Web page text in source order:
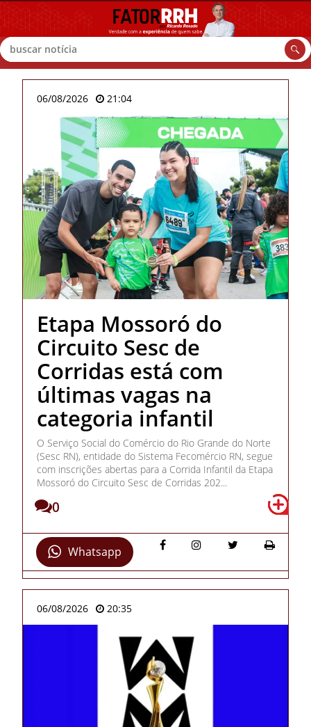
Buscar
06/08/2026 21:04
Etapa Mossoró do
Circuito Sesc de
Corridas está com
últimas vagas na
categoria infantil
O Serviço Social do Comércio do Rio Grande do Norte
(Sesc RN), entidade do Sistema Fecomércio RN, segue
com inscrições abertas para a Corrida Infantil da Etapa
Mossoró do Circuito Sesc de Corridas 202...
0
Whatsapp
06/08/2026 20:35